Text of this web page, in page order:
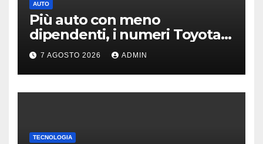
AUTO
Più auto con meno
dipendenti, i numeri Toyota
che “scuotono” Volkswagen
7 AGOSTO 2026 ADMIN
TECNOLOGIA